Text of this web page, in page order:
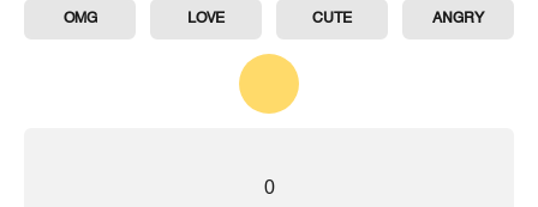
ANGRY
CUTE
LOVE
OMG
0